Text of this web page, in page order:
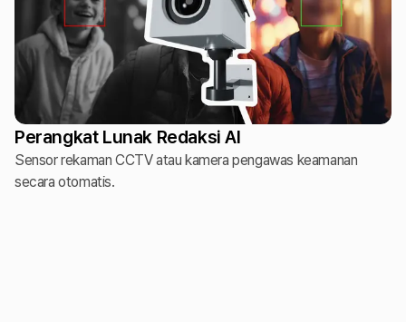
Perangkat Lunak Redaksi AI
Sensor rekaman CCTV atau kamera pengawas keamanan
secara otomatis.